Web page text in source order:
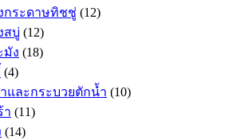
กระดาษทิชชู่ (12)
สบู่ (12)
มัง (18)
(4)
และกระบวยตักน้ำ (10)
า (11)
(14)